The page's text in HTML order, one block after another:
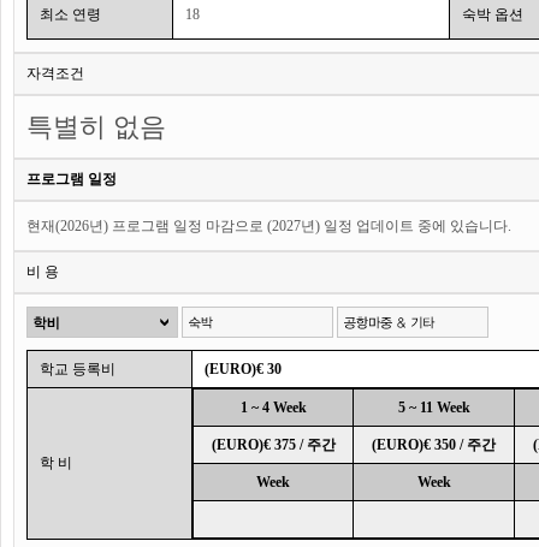
최소 연령 18 숙박 옵션
자격조건
특별히 없음
프로그램 일정
현재(2026년) 프로그램 일정 마감으로 (2027년) 일정 업데이트 중에 있습니다.
비 용
학교 등록비 (EURO)€ 30
학 비
1 ~ 4 Week 5 ~ 11 Week
(EURO)€ 375 / 주간 (EURO)€ 350 / 주간
Week Week